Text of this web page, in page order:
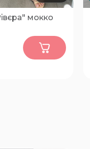
мокко
62-64